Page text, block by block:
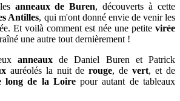
anneaux deBuren, découverts à cette
Antilles, qui m'ont donné envie de venir les
Et voilà comment est née une petite virée
une autre tout dernièrement !
anneauxde Daniel Buren et Patrick
auréolés la nuit derouge, devert, et de
long de la Loirepour autant de tableaux